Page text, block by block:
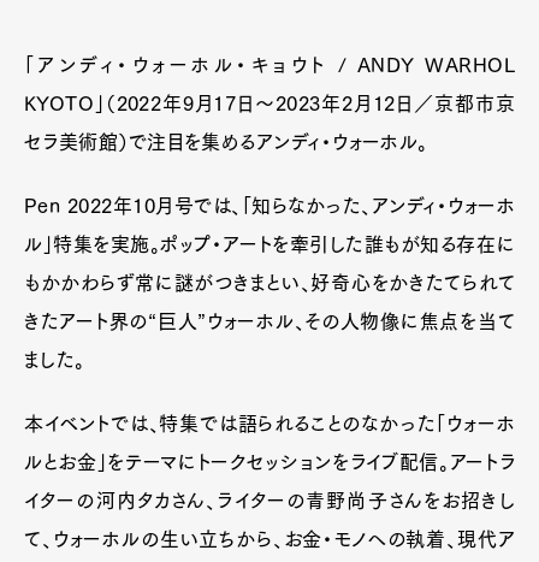
「アンディ・ウォーホル・キョウト / ANDY WARHOL
KYOTO」（2022年9月17日～2023年2月12日／京都市京
セラ美術館）で注目を集めるアンディ・ウォーホル。
Pen 2022年10月号では、「知らなかった、アンディ・ウォーホ
ル」特集を実施。ポップ・アートを牽引した誰もが知る存在に
もかかわらず常に謎がつきまとい、好奇心をかきたてられて
きたアート界の“巨人”ウォーホル、その人物像に焦点を当て
ました。
本イベントでは、特集では語られることのなかった「ウォーホ
ルとお金」をテーマにトークセッションをライブ配信。アートラ
イターの河内タカさん、ライターの青野尚子さんをお招きし
て、ウォーホルの生い立ちから、お金・モノへの執着、現代ア